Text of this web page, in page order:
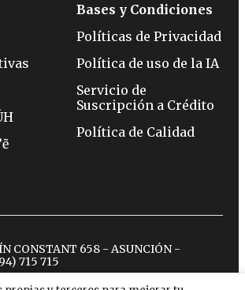
Bases y Condiciones
Políticas de Privacidad
Política de uso de la IA
Servicio de
Suscripción a Crédito
Política de Calidad
CONSTANT 658 - ASUNCIÓN -
715 715